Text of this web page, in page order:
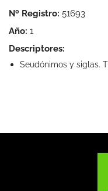
Nº Registro: 51693
Año: 1
Descriptores:
Seudónimos y siglas.